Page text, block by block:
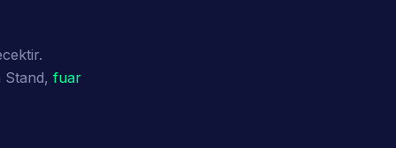
fuar